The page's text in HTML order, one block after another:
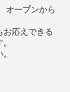
オープンから
お応えできる